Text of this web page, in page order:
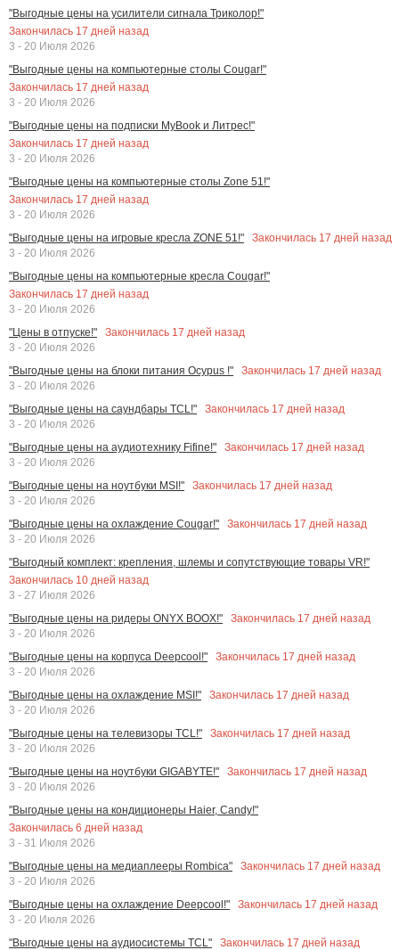
"Выгодные цены на усилители сигнала Триколор!"
Закончилась 17 дней назад
3 - 20 Июля 2026
"Выгодные цены на компьютерные столы Cougar!"
Закончилась 17 дней назад
3 - 20 Июля 2026
"Выгодные цены на подписки MyBook и Литрес!"
Закончилась 17 дней назад
3 - 20 Июля 2026
"Выгодные цены на компьютерные столы Zone 51!"
Закончилась 17 дней назад
3 - 20 Июля 2026
"Выгодные цены на игровые кресла ZONE 51!"
Закончилась 17 дней назад
3 - 20 Июля 2026
"Выгодные цены на компьютерные кресла Cougar!"
Закончилась 17 дней назад
3 - 20 Июля 2026
"Цены в отпуске!"
Закончилась 17 дней назад
3 - 20 Июля 2026
"Выгодные цены на блоки питания Ocypus !"
Закончилась 17 дней назад
3 - 20 Июля 2026
"Выгодные цены на саундбары TCL!"
Закончилась 17 дней назад
3 - 20 Июля 2026
"Выгодные цены на аудиотехнику Fifine!"
Закончилась 17 дней назад
3 - 20 Июля 2026
"Выгодные цены на ноутбуки MSI!"
Закончилась 17 дней назад
3 - 20 Июля 2026
"Выгодные цены на охлаждение Cougar!"
Закончилась 17 дней назад
3 - 20 Июля 2026
"Выгодный комплект: крепления, шлемы и сопутствующие товары VR!"
Закончилась 10 дней назад
3 - 27 Июля 2026
"Выгодные цены на ридеры ONYX BOOX!"
Закончилась 17 дней назад
3 - 20 Июля 2026
"Выгодные цены на корпуса Deepcool!"
Закончилась 17 дней назад
3 - 20 Июля 2026
"Выгодные цены на охлаждение MSI!"
Закончилась 17 дней назад
3 - 20 Июля 2026
"Выгодные цены на телевизоры TCL!"
Закончилась 17 дней назад
3 - 20 Июля 2026
"Выгодные цены на ноутбуки GIGABYTE!"
Закончилась 17 дней назад
3 - 20 Июля 2026
"Выгодные цены на кондиционеры Haier, Candy!"
Закончилась 6 дней назад
3 - 31 Июля 2026
"Выгодные цены на медиаплееры Rombica"
Закончилась 17 дней назад
3 - 20 Июля 2026
"Выгодные цены на охлаждение Deepcool!"
Закончилась 17 дней назад
3 - 20 Июля 2026
"Выгодные цены на аудиосистемы TCL"
Закончилась 17 дней назад